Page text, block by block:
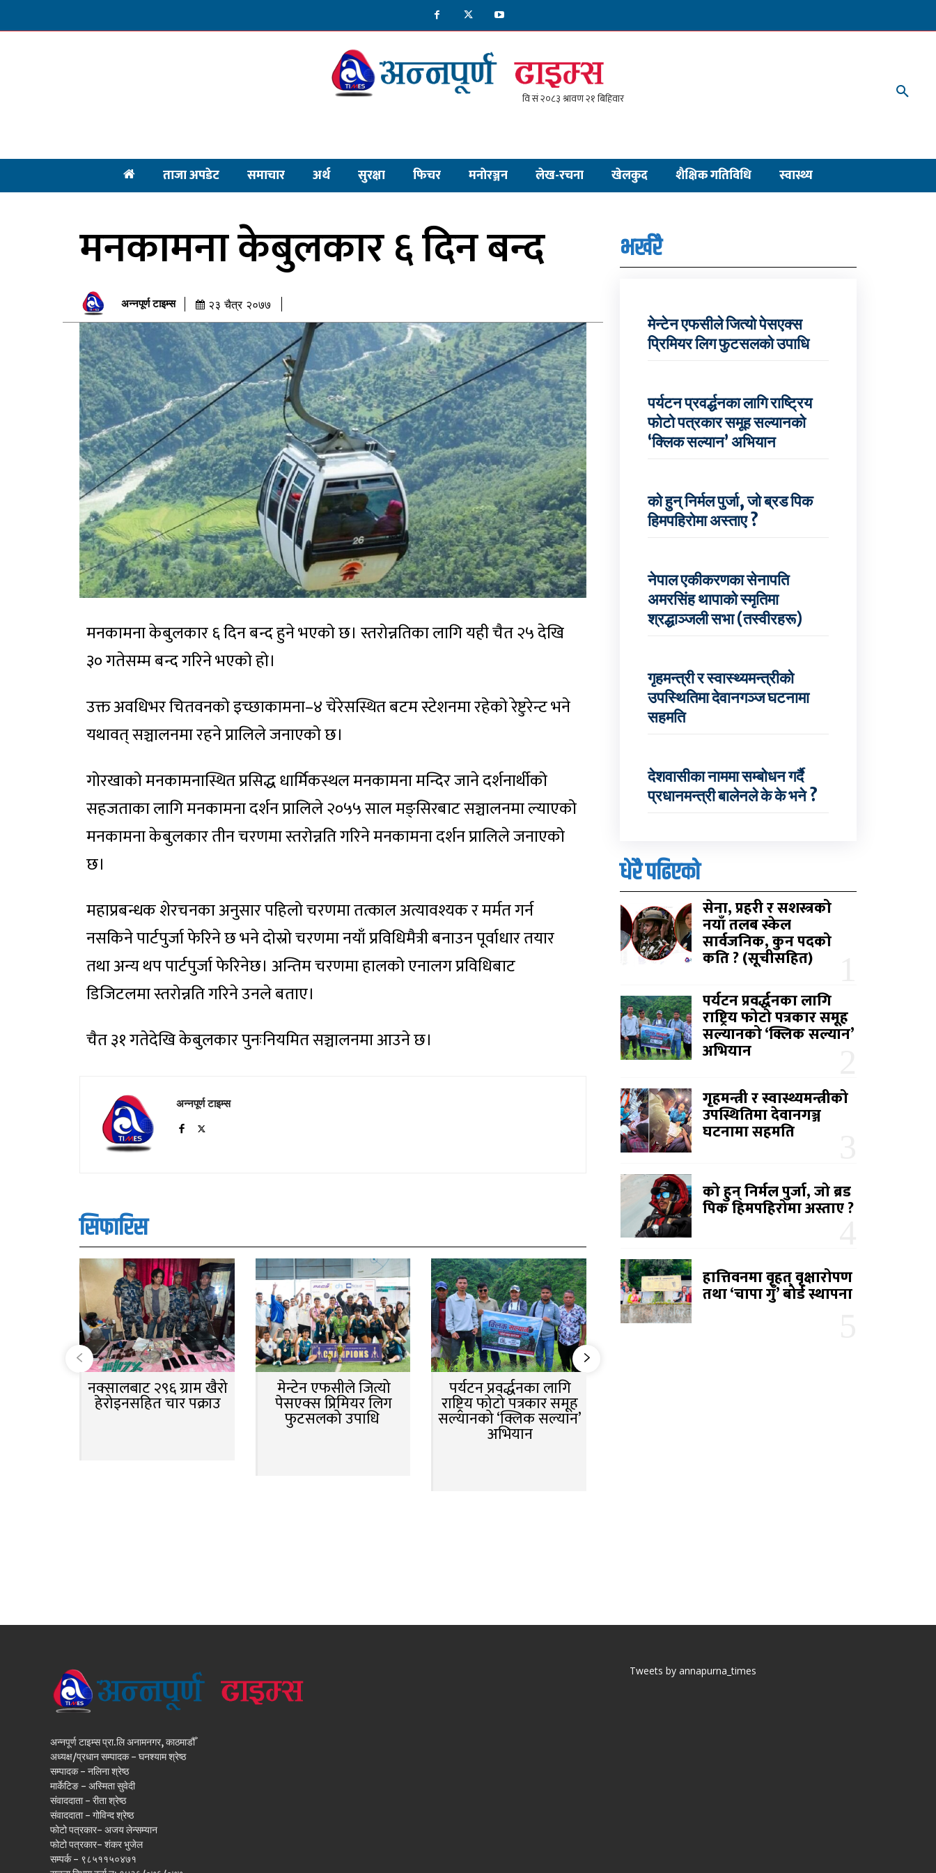
ताजा अपडेट समाचार अर्थ सुरक्षा फिचर मनाेरञ्जन लेख-रचना खेलकुद शैक्षिक गतिविधि स्वास्थ्य
मनकामना केबुलकार ६ दिन बन्द
अन्नपूर्ण टाइम्स २३ चैत्र २०७७
मनकामना केबुलकार ६ दिन बन्द हुने भएको छ। स्तरोन्नतिका लागि यही चैत २५ देखि
३० गतेसम्म बन्द गरिने भएको हो।
उक्त अवधिभर चितवनको इच्छाकामना–४ चेरेसस्थित बटम स्टेशनमा रहेको रेष्टुरेन्ट भने
यथावत् सञ्चालनमा रहने प्रालिले जनाएको छ।
गोरखाको मनकामनास्थित प्रसिद्ध धार्मिकस्थल मनकामना मन्दिर जाने दर्शनार्थीको
सहजताका लागि मनकामना दर्शन प्रालिले २०५५ साल मङ्सिरबाट सञ्चालनमा ल्याएको
मनकामना केबुलकार तीन चरणमा स्तरोन्नति गरिने मनकामना दर्शन प्रालिले जनाएको
छ।
महाप्रबन्धक शेरचनका अनुसार पहिलो चरणमा तत्काल अत्यावश्यक र मर्मत गर्न
नसकिने पार्टपुर्जा फेरिने छ भने दोस्रो चरणमा नयाँ प्रविधिमैत्री बनाउन पूर्वाधार तयार
तथा अन्य थप पार्टपुर्जा फेरिनेछ। अन्तिम चरणमा हालको एनालग प्रविधिबाट
डिजिटलमा स्तरोन्नति गरिने उनले बताए।
चैत ३१ गतेदेखि केबुलकार पुनःनियमित सञ्चालनमा आउने छ।
अन्नपूर्ण टाइम्स
सिफारिस
नक्सालबाट २९६ ग्राम खैरो
हेरोइनसहित चार पक्राउ
मेन्टेन एफसीले जित्यो
पेसएक्स प्रिमियर लिग
फुटसलको उपाधि
पर्यटन प्रवर्द्धनका लागि
राष्ट्रिय फोटो पत्रकार समूह
सल्यानको ‘क्लिक सल्यान’
अभियान
भर्खरै
मेन्टेन एफसीले जित्यो पेसएक्स
प्रिमियर लिग फुटसलको उपाधि
पर्यटन प्रवर्द्धनका लागि राष्ट्रिय
फोटो पत्रकार समूह सल्यानको
‘क्लिक सल्यान’ अभियान
को हुन् निर्मल पुर्जा, जो ब्रड पिक
हिमपहिरोमा अस्ताए ?
नेपाल एकीकरणका सेनापति
अमरसिंह थापाको स्मृतिमा
श्रद्धाञ्जली सभा (तस्वीरहरू)
गृहमन्त्री र स्वास्थ्यमन्त्रीको
उपस्थितिमा देवानगञ्ज घटनामा
सहमति
देशवासीका नाममा सम्बोधन गर्दै
प्रधानमन्त्री बालेनले के के भने ?
धेरै पढिएको
सेना, प्रहरी र सशस्त्रको
नयाँ तलब स्केल
सार्वजनिक, कुन पदको
कति ? (सूचीसहित)
पर्यटन प्रवर्द्धनका लागि
राष्ट्रिय फोटो पत्रकार समूह
सल्यानको ‘क्लिक सल्यान’
अभियान
गृहमन्त्री र स्वास्थ्यमन्त्रीको
उपस्थितिमा देवानगञ्ज
घटनामा सहमति
को हुन् निर्मल पुर्जा, जो ब्रड
पिक हिमपहिरोमा अस्ताए ?
हात्तिवनमा वृहत् वृक्षारोपण
तथा ‘चापा गुँ’ बोर्ड स्थापना
अन्नपूर्ण टाइम्स प्रा.लि अनामनगर, काठमाडौँ
अध्यक्ष/प्रधान सम्पादक - घनश्याम श्रेष्ठ
सम्पादक - नलिना श्रेष्ठ
मार्केटिङ - अस्मिता सुवेदी
संवाददाता - रीता श्रेष्ठ
संवाददाता - गोविन्द श्रेष्ठ
फोटो पत्रकार- अजय लेन्सम्यान
फोटो पत्रकार- शंकर भुजेल
सम्पर्क - ९८५११५०४७१
Tweets by annapurna_times